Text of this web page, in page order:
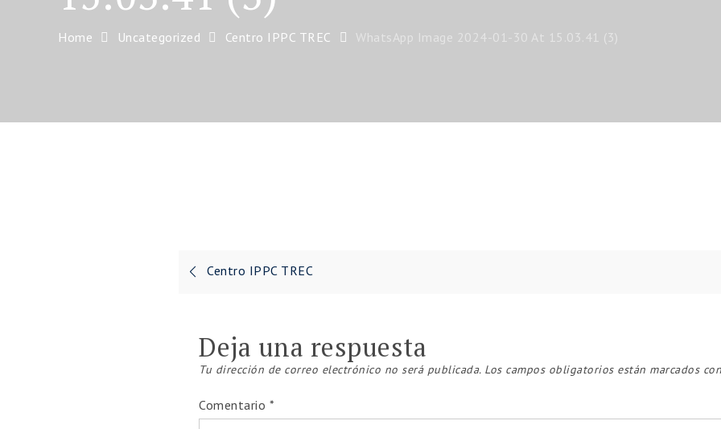
Home Uncategorized Centro IPPC TREC WhatsApp Image 2024-01-30 At 15.03.41 (3)
Navegación
entradas
Centro IPPC TREC
Deja una respuesta
Tu dirección de correo electrónico no será publicada. Los campos obligatorios están marcados
Comentario *